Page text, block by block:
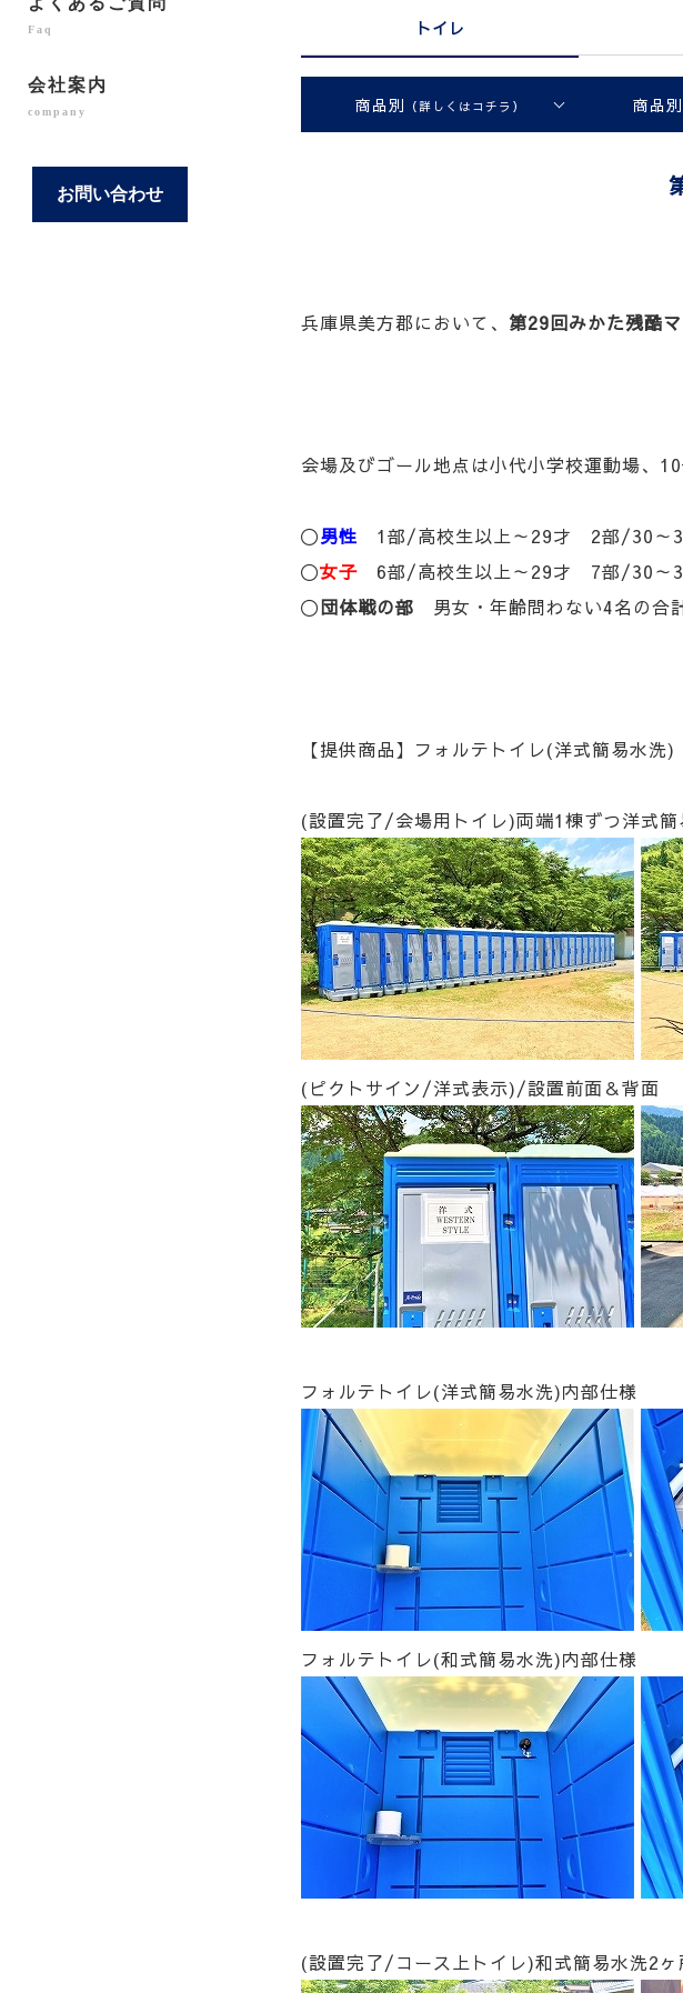
Faq
会社案内
company
お問い合わせ
トイレ
商品別 （詳しくはコチラ） 商品別
兵庫県美方郡において、 第29回みかた残酷
会場及びゴール地点は小代小学校運動場、
〇男性 1部/高校生以上～29才 2部/30
〇女子 6部/高校生以上～29才 7部/30
〇団体戦の部 男女・年齢問わない4名の合
【提供商品】フォルテトイレ(洋式簡易水
(設置完了/会場用トイレ)両端1棟ずつ洋式
(ピクトサイン/洋式表示)/設置前面＆背面
フォルテトイレ(洋式簡易水洗)内部仕様
フォルテトイレ(和式簡易水洗)内部仕様
(設置完了/コース上トイレ)和式簡易水洗2ヶ